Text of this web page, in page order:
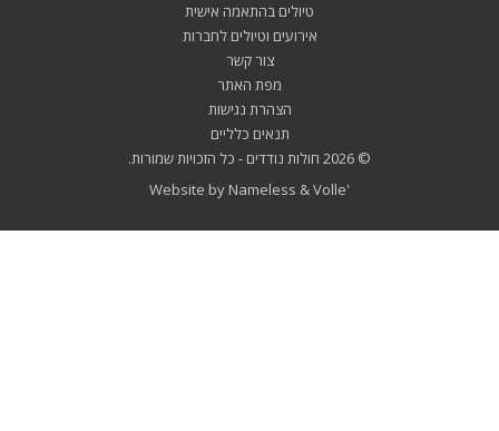
טיולים בהתאמה אישית
אירועים וטיולים לחברות
צור קשר
מפת האתר
הצהרת נגישות
תנאים כלליים
© 2026
חולות נודדים - כל הזכויות שמורות.
Website by Nameless &Volle'